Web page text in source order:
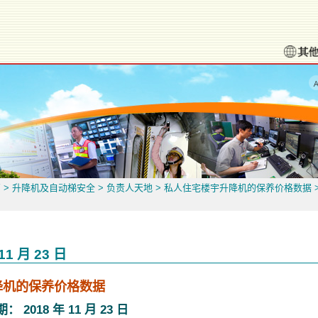
> 升降机及自动梯安全 > 负责人天地 > 私人住宅楼宇升降机的保养价格数据
月 23 日
的保养价格数据
： 2018 年 11 月 23 日